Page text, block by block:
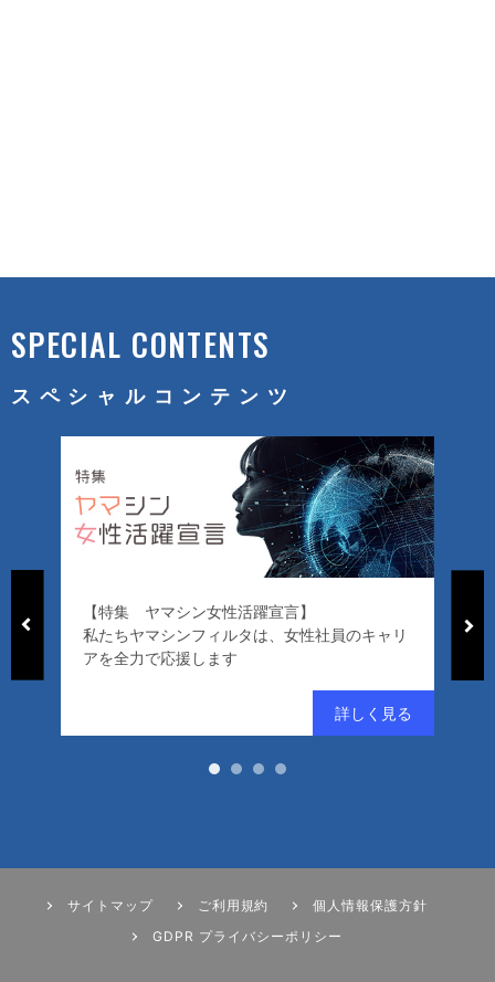
SPECIAL CONTENTS
スペシャルコンテンツ
【特集 ヤマシン女性活躍宣言】
私たちヤマシンフィルタは、女性社員のキャリ
アを全力で応援します
サイトマップ ご利用規約
個人情報保護方針
GDPR プライバシーポリシー